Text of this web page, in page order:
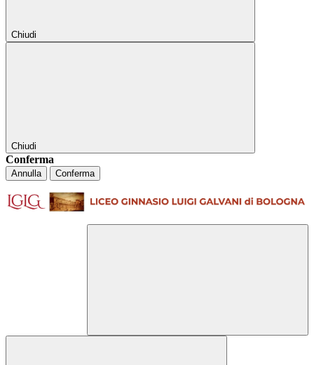
Chiudi
Chiudi
Conferma
Annulla Conferma